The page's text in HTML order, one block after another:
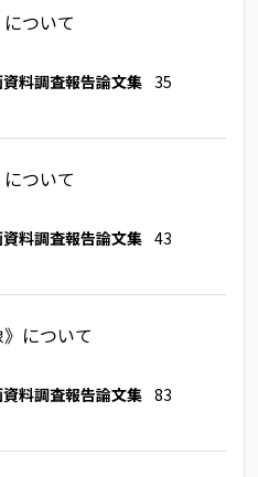
ついて
料調査報告論文集 35
ついて
料調査報告論文集 43
について
料調査報告論文集 83